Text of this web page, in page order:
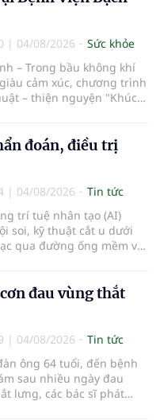
thành công sau ca vi
dài 3 giờ.
| 04/08/2026
Sức khỏe
– Trong bầu không khí
cảm xúc, chương trình
– thiện nguyện "Khúc
chân đầu tiên tại Bệnh
Mai cơ sở Ninh Bình.
đoán, điều trị
| 04/08/2026
Tin tức
trí tuệ nhân tạo (AI)
soi, kỹ thuật cắt u dưới
qua đường ống mềm và
nội dung trọng tâm được
tại Hội thảo khoa học cập
- gan mật vừa diễn ra
tại Bệnh viện Đại học
Bàng.
đau vùng thắt
| 04/08/2026
Tin tức
ông 64 tuổi, đến bệnh
sau nhiều ngày đau
lưng, các bác sĩ phát